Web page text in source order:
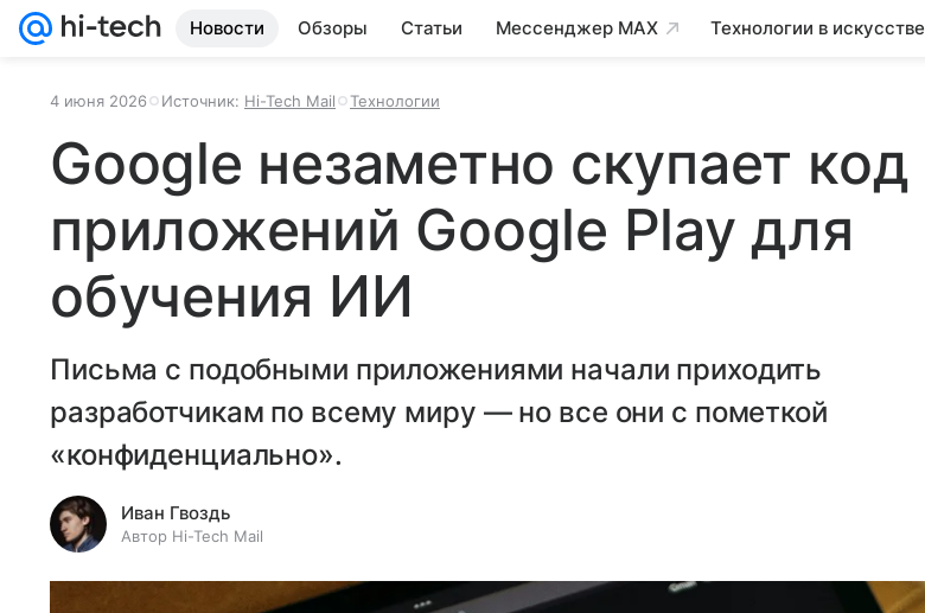
Новости Обзоры Статьи Мессенджер MAX Технологии в искусстве
4 июня 2026 Источник: Hi-Tech Mail Технологии
Google незаметно скупает код
приложений Google Play для
обучения ИИ
Письма с подобными приложениями начали приходить
разработчикам по всему миру — но все они с пометкой
«конфиденциально».
Иван Гвоздь
Автор Hi-Tech Mail